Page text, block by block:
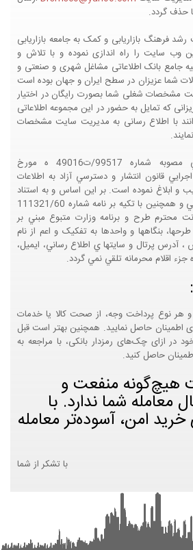
حذف گردد.
فرهنگ بازاریابی و کمک به جامعه بازاریابی
وب سایت را راه اندازی نموده و با تلاش و
تهیه جامع بانک اطلاعاتی مشاغل شهری و صنعتی و
شما عزیزان در سطح ایران و جهان بوده است
مشخصات شغلی شما بصورت رایگان در اختیار
که تمایل به حضور در این مجموعه اطلاعاتی
با اطلاع رسانی به مدیریت سایت مشخصات
هيئت محترم دولت طي مصوبه شماره 99517/ت49016 ه مورخ
نامه اجرايي قانون انتشار و دسترسي آزاد به اطلاعات
را تصويب و ابلاغ نموده است. بر اين اساس و به استناد
مواد 5 و 9 آيين نامه اجرايي و همچنين با تکيه بر نامه شماره 111321/60
05/1394 معاونت محترم طرح و برنامه وزارت متبوع مبني بر
بنگاهها و واحدها به تفکيک و اعم از نام
آدرس پرتال و سايتها ي اطلاع رساني، ايميل،
اقلام محرمانه تلقي نمي گردد.
و هر نوع پرداخت وجه، از صحت کالا یا خدمات
اطمینان حاصل نمایید. همچنین بهتر است قبل
در ازای چک‌های رمزدار بانکی، با مراجعه به
حاصل کنید.
هیچ‌گونه منفعت و
معامله شما ندارد. با
خرید امن، آسوده‌تر معامله
با تشکر از شما